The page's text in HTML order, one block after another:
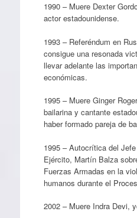
1990 – Muere Dexter
actor estadounidense.
1993 – Referéndum en
consigue una resonada
llevar adelante las
económicas.
1995 – Muere Ginger
bailarina y cantante
haber formado pareja de
1995 – Autocrítica del
Ejército, Martín Balza
Fuerzas Armadas en la
humanos durante el
2002 – Muere Indra Devi,